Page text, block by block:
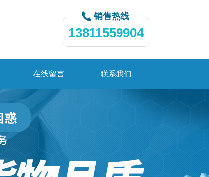
销售热线
13811559904
在线留言 联系我们